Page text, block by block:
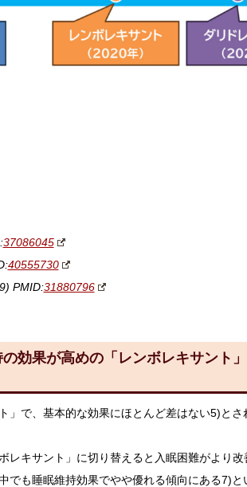
37086045
40555730
PMID:31880796
効果が高めの「レンボレキサント」
で、基本的な効果にほとんど差はない5)とさ
キサント」に切り替えると入眠困難がより改
でも睡眠維持効果でやや優れる傾向にある7)と